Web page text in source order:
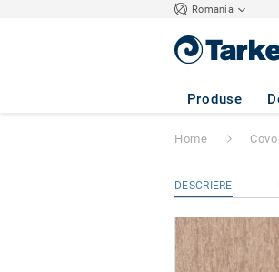
Romania
Produse
iQ
Home
DESCRIERE